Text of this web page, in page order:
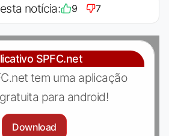
notícia: 9 7
SPFC.net
tem uma aplicação
gratuita para android!
Download